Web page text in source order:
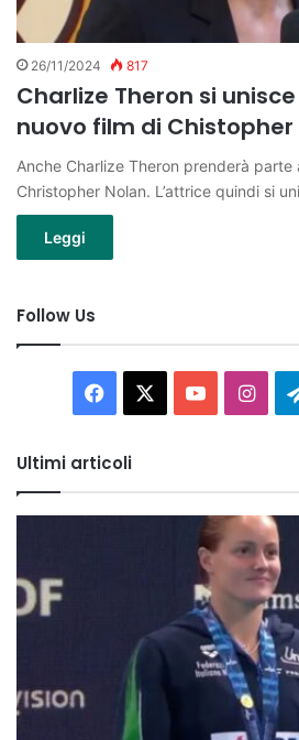
26/11/2024 817
Charlize Theron si
nuovo film di Chistopher
Anche Charlize Theron prenderà parte
Christopher Nolan. L’attrice quindi si
Leggi
Follow Us
Facebook You
Ultimi articoli